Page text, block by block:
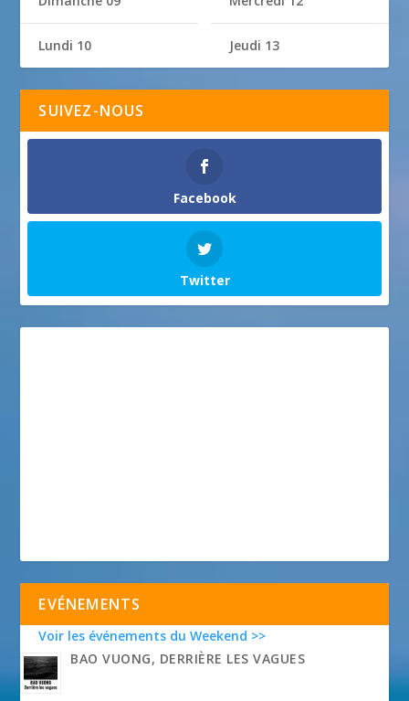
Lundi 10 Jeudi 13
SUIVEZ-NOUS
Facebook
Twitter
EVÉNEMENTS
Voir les événements du Weekend >>
BAO VUONG, DERRIÈRE LES VAGUES